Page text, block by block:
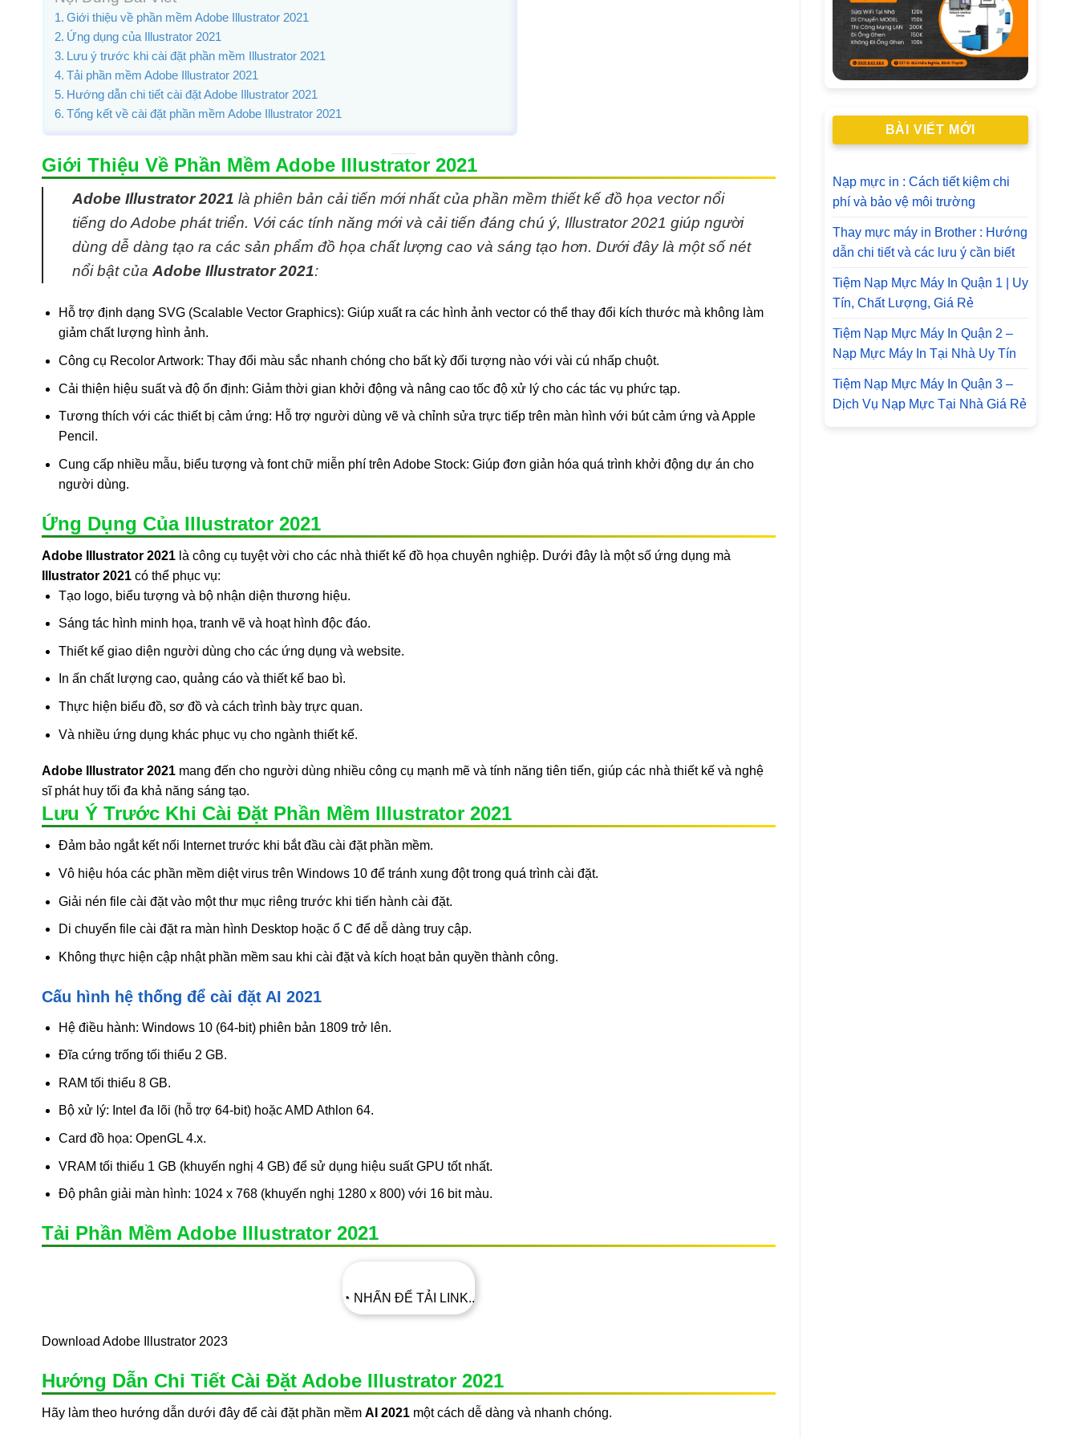
Giới thiệu về phần mềm Adobe Illustrator 2021
Ứng dụng của Illustrator 2021
Lưu ý trước khi cài đặt phần mềm Illustrator 2021
Tải phần mềm Adobe Illustrator 2021
Hướng dẫn chi tiết cài đặt Adobe Illustrator 2021
Tổng kết về cài đặt phần mềm Adobe Illustrator 2021
Giới Thiệu Về Phần Mềm Adobe Illustrator 2021
Adobe Illustrator 2021 là phiên bản cải tiến mới nhất của phần mềm thiết kế đồ họa vector nổi
tiếng do Adobe phát triển. Với các tính năng mới và cải tiến đáng chú ý, Illustrator 2021 giúp người
dùng dễ dàng tạo ra các sản phẩm đồ họa chất lượng cao và sáng tạo hơn. Dưới đây là một số nét
nổi bật củaAdobe Illustrator 2021:
Hỗ trợ định dạng SVG (Scalable Vector Graphics): Giúp xuất ra các hình ảnh vector có thể thay đổi kích thước mà không làm
giảm chất lượng hình ảnh.
Công cụ Recolor Artwork: Thay đổi màu sắc nhanh chóng cho bất kỳ đối tượng nào với vài cú nhấp chuột.
Cải thiện hiệu suất và độ ổn định: Giảm thời gian khởi động và nâng cao tốc độ xử lý cho các tác vụ phức tạp.
Tương thích với các thiết bị cảm ứng: Hỗ trợ người dùng vẽ và chỉnh sửa trực tiếp trên màn hình với bút cảm ứng và Apple
Pencil.
Cung cấp nhiều mẫu, biểu tượng và font chữ miễn phí trên Adobe Stock: Giúp đơn giản hóa quá trình khởi động dự án cho
người dùng.
Ứng Dụng Của Illustrator 2021
Adobe Illustrator 2021 là công cụ tuyệt vời cho các nhà thiết kế đồ họa chuyên nghiệp. Dưới đây là một số ứng dụng mà
Illustrator 2021 có thể phục vụ:
Tạo logo, biểu tượng và bộ nhận diện thương hiệu.
Sáng tác hình minh họa, tranh vẽ và hoạt hình độc đáo.
Thiết kế giao diện người dùng cho các ứng dụng và website.
In ấn chất lượng cao, quảng cáo và thiết kế bao bì.
Thực hiện biểu đồ, sơ đồ và cách trình bày trực quan.
Và nhiều ứng dụng khác phục vụ cho ngành thiết kế.
Adobe Illustrator 2021 mang đến cho người dùng nhiều công cụ mạnh mẽ và tính năng tiên tiến, giúp các nhà thiết kế và nghệ
sĩ phát huy tối đa khả năng sáng tạo.
Lưu Ý Trước Khi Cài Đặt Phần Mềm Illustrator 2021
Đảm bảo ngắt kết nối Internet trước khi bắt đầu cài đặt phần mềm.
Vô hiệu hóa các phần mềm diệt virus trên Windows 10 để tránh xung đột trong quá trình cài đặt.
Giải nén file cài đặt vào một thư mục riêng trước khi tiến hành cài đặt.
Di chuyển file cài đặt ra màn hình Desktop hoặc ổ C để dễ dàng truy cập.
Không thực hiện cập nhật phần mềm sau khi cài đặt và kích hoạt bản quyền thành công.
Cấu hình hệ thống để cài đặt AI 2021
Hệ điều hành: Windows 10 (64-bit) phiên bản 1809 trở lên.
Đĩa cứng trống tối thiểu 2 GB.
RAM tối thiểu 8 GB.
Bộ xử lý: Intel đa lõi (hỗ trợ 64-bit) hoặc AMD Athlon 64.
Card đồ họa: OpenGL 4.x.
VRAM tối thiểu 1 GB (khuyến nghị 4 GB) để sử dụng hiệu suất GPU tốt nhất.
Độ phân giải màn hình: 1024 x 768 (khuyến nghị 1280 x 800) với 16 bit màu.
Tải Phần Mềm Adobe Illustrator 2021
◔ NHẤN ĐỂ TẢI LINK..
Download Adobe Illustrator 2023
Hướng Dẫn Chi Tiết Cài Đặt Adobe Illustrator 2021
Hãy làm theo hướng dẫn dưới đây để cài đặt phần mềm AI 2021 một cách dễ dàng và nhanh chóng.
BÀI VIẾT MỚI
Nạp mực in : Cách tiết kiệm chi
phí và bảo vệ môi trường
Thay mực máy in Brother : Hướng
dẫn chi tiết và các lưu ý cần biết
Tiệm Nạp Mực Máy In Quận 1 | Uy
Tín, Chất Lượng, Giá Rẻ
Tiệm Nạp Mực Máy In Quận 2 –
Nạp Mực Máy In Tại Nhà Uy Tín
Tiệm Nạp Mực Máy In Quận 3 –
Dịch Vụ Nạp Mực Tại Nhà Giá Rẻ